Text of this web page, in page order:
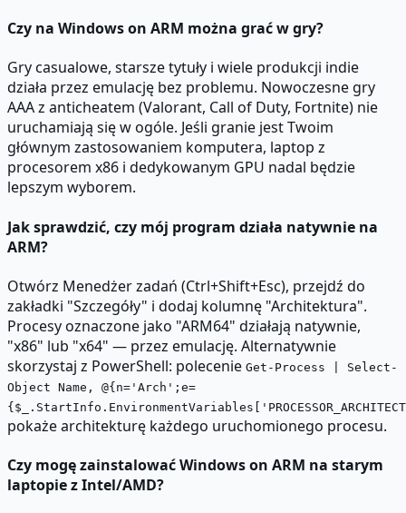
Czy na Windows on ARM można grać w gry?
Gry casualowe, starsze tytuły i wiele produkcji indie
działa przez emulację bez problemu. Nowoczesne gry
AAA z anticheatem (Valorant, Call of Duty, Fortnite) nie
uruchamiają się w ogóle. Jeśli granie jest Twoim
głównym zastosowaniem komputera, laptop z
procesorem x86 i dedykowanym GPU nadal będzie
lepszym wyborem.
Jak sprawdzić, czy mój program działa natywnie na
ARM?
Otwórz Menedżer zadań (Ctrl+Shift+Esc), przejdź do
zakładki "Szczegóły" i dodaj kolumnę "Architektura".
Procesy oznaczone jako "ARM64" działają natywnie,
"x86" lub "x64" — przez emulację. Alternatywnie
skorzystaj z PowerShell: polecenie Get-Process | Select-
Object Name, @{n='Arch';e=
pokaże architekturę każdego uruchomionego procesu.
Czy mogę zainstalować Windows on ARM na starym
laptopie z Intel/AMD?